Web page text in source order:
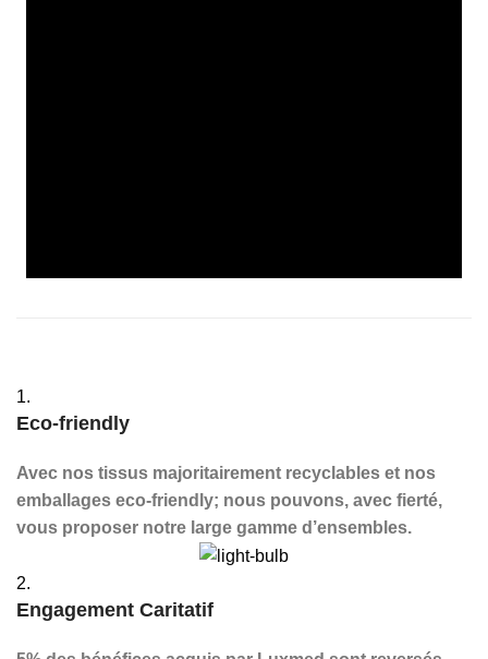
1.
Eco-friendly
Avec nos tissus majoritairement recyclables et nos
emballages eco-friendly; nous pouvons, avec fierté,
vous proposer notre large gamme d’ensembles.
2.
Engagement Caritatif